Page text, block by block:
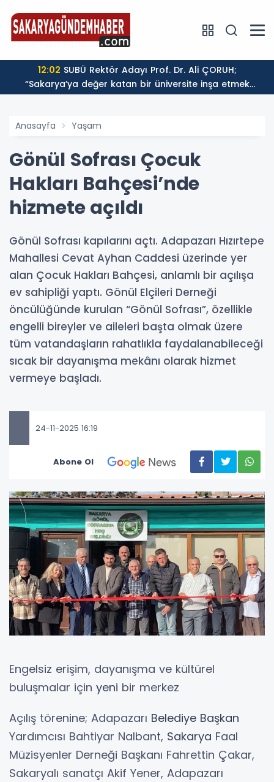
12:02
“Sakarya’ya değer katan bir üniversite inşa etmek
istiyorum”
Anasayfa Yaşam
Gönül Sofrası Çocuk
Hakları Bahçesi’nde
hizmete açıldı
Gönül Sofrası kapılarını açtı. Adapazarı Hızırtepe
Mahallesi Cevat Ayhan Caddesi üzerinde yer
alan Çocuk Hakları Bahçesi, anlamlı bir açılışa
ev sahipliği yaptı. Gönül Elçileri Derneği
öncülüğünde kurulan “Gönül Sofrası”, özellikle
engelli bireyler ve aileleri başta olmak üzere
tüm vatandaşların rahatlıkla faydalanabileceği
sıcak bir dayanışma mekânı olarak hizmet
vermeye başladı.
24-11-2025 16:19
Abone Ol
Engelsiz erişim, dayanışma ve kültürel
buluşmalar için yeni bir merkez
Açılış törenine; Adapazarı Belediye Başkan
Yardımcısı Bahtiyar Nalbant, Sakarya Faal
Müzisyenler Derneği Başkanı Fahrettin Çakar,
Sakaryalı sanatçı Akif Yener, Adapazarı